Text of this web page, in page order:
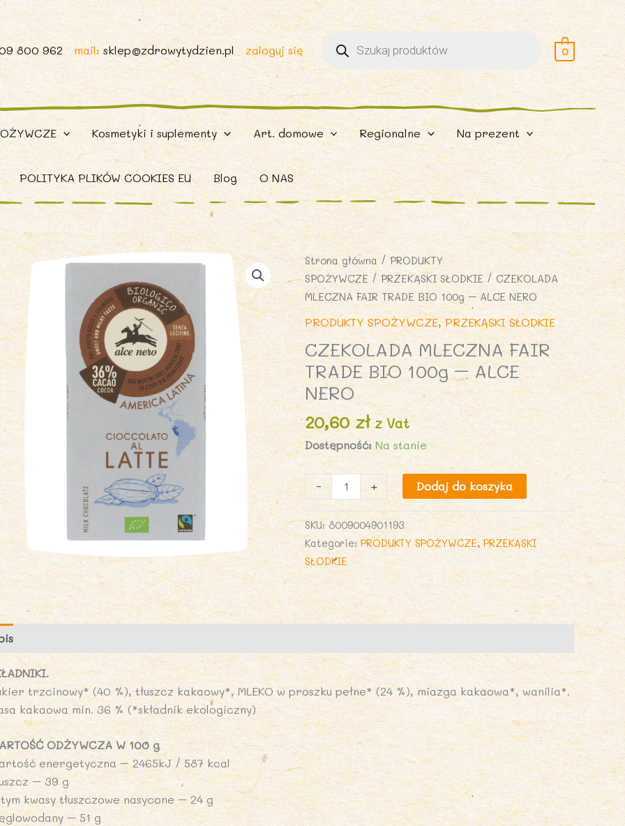
800 962 mail: sklep@zdrowytydzien.pl zaloguj się
Wyszukiwarka
produktów 0
Kosmetyki i suplementy Art. domowe Regionalne Na prezent
POLITYKA PLIKÓW COOKIES EU Blog O NAS
Strona główna / PRODUKTY
SPOŻYWCZE /PRZEKĄSKI SŁODKIE/ CZEKOLADA
MLECZNA FAIR TRADE BIO 100g – ALCE NERO
PRODUKTY SPOŻYWCZE,PRZEKĄSKI SŁODKIE
CZEKOLADA MLECZNA FAIR
TRADE BIO 100g – ALCE
NERO
20,60 zł z Vat
Dostępność: Na stanie
-
CZEKOLADA
MLECZNA
FAIR
TRADE
BIO
ALCE
+ Dodaj do koszyka
SKU: 8009004901193
Kategorie:PRODUKTY SPOŻYWCZE,PRZEKĄSKI
SŁODKIE
trzcinowy* (40 %), tłuszcz kakaowy*, MLEKO w proszku pełne* (24 %), miazga kakaowa*, wanilia*.
kakaowa min. 36 % (*składnik ekologiczny)
ODŻYWCZA W 100 g
energetyczna – 2465kJ / 587 kcal
– 39 g
kwasy tłuszczowe nasycone – 24 g
– 51 g